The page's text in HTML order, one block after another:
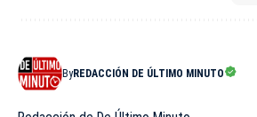
ByREDACCIÓN DE ÚLTIMO MINUTO